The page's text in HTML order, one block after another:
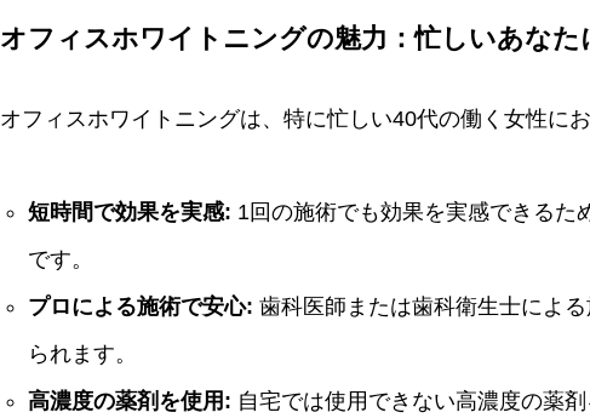
オフィスホワイトニングの魅力：忙しいあな
オフィスホワイトニングは、特に忙しい40代の働く女性にお
短時間で効果を実感: 1回の施術でも効果を実感できるた
です。
プロによる施術で安心: 歯科医師または歯科衛生士によ
られます。
高濃度の薬剤を使用: 自宅では使用できない高濃度の薬